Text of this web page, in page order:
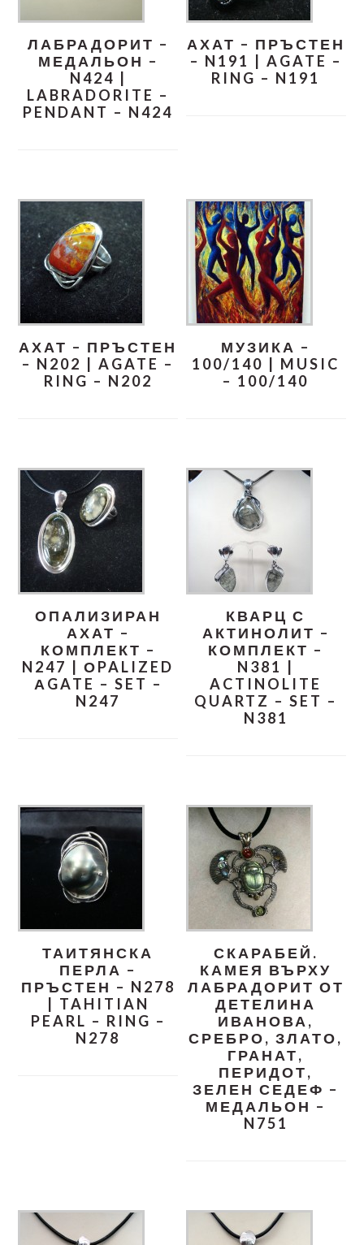
ЛАБРАДОРИТ –
МЕДАЛЬОН –
N424 |
LABRADORITE –
PENDANT – N424
АХАТ – ПРЪСТЕН
– N191 | AGATE –
RING – N191
АХАТ – ПРЪСТЕН
– N202 | AGATE –
RING – N202
МУЗИКА –
100/140 | MUSIC
– 100/140
ОПАЛИЗИРАН
АХАТ –
КОМПЛЕКТ –
N247 | ОPALIZED
АGATE – SET –
N247
КВАРЦ С
АКТИНОЛИТ –
КОМПЛЕКТ –
N381 |
ACTINOLITE
QUARTZ – SET –
N381
ТАИТЯНСКА
ПЕРЛА –
ПРЪСТЕН – N278
| TAHITIAN
PEARL – RING –
N278
СКАРАБЕЙ.
КАМЕЯ ВЪРХУ
ЛАБРАДОРИТ ОТ
ДЕТЕЛИНА
ИВАНОВА,
СРЕБРО, ЗЛАТО,
ГРАНАТ,
ПЕРИДОТ,
ЗЕЛЕН СЕДЕФ –
МЕДАЛЬОН –
N751